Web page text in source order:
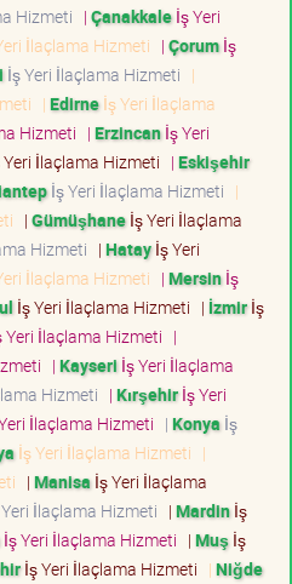
Hizmeti | Çanakkaleİş Yeri
İlaçlama Hizmeti | Çorumİş
İş Yeri İlaçlama Hizmeti |
| Edirneİş Yeri İlaçlama
Hizmeti | Erzincanİş Yeri
İlaçlama Hizmeti | Eskişehir
İş Yeri İlaçlama Hizmeti |
| Gümüşhaneİş Yeri İlaçlama
Hizmeti | Hatayİş Yeri
İlaçlama Hizmeti | Mersinİş
İş Yeri İlaçlama Hizmeti | İzmirİş
İlaçlama Hizmeti |
| Kayseri İş Yeri İlaçlama
Hizmeti | Kırşehirİş Yeri
İlaçlama Hizmeti | Konya İş
İş Yeri İlaçlama Hizmeti |
| Manisa İş Yeri İlaçlama
İlaçlama Hizmeti | Mardinİş
İş Yeri İlaçlama Hizmeti | Muş İş
İş Yeri İlaçlama Hizmeti | Niğde